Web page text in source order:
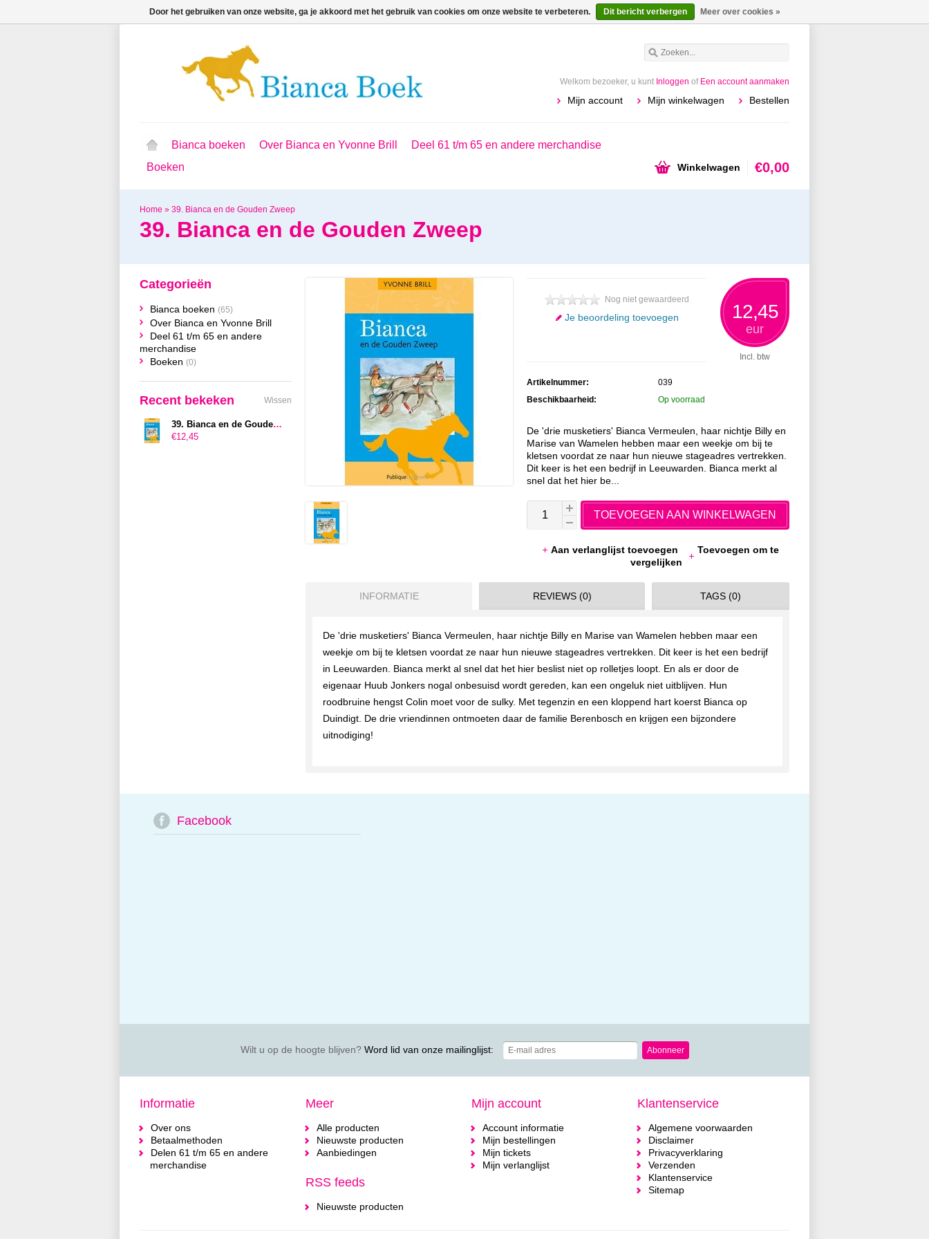
Welkom bezoeker, u kunt Inloggen of Een account aanmaken
Mijn account Mijn winkelwagen Bestellen
Bianca boeken Over Bianca en Yvonne Brill
Deel 61 t/m 65 en andere merchandise
Boeken
Winkelwagen €0,00
Home » 39. Bianca en de Gouden Zweep
39. Bianca en de Gouden Zweep
12,45
eur
Incl. btw
Nog niet gewaardeerd
Je beoordeling toevoegen
Artikelnummer:
039
Beschikbaarheid:
Op voorraad
De 'drie musketiers' Bianca Vermeulen, haar nichtje Billy en
Marise van Wamelen hebben maar een weekje om bij te
kletsen voordat ze naar hun nieuwe stageadres vertrekken.
Dit keer is het een bedrijf in Leeuwarden. Bianca merkt al
snel dat het hier be...
TOEVOEGEN AAN WINKELWAGEN
Aan verlanglijst toevoegen
Toevoegen om te
vergelijken
INFORMATIE REVIEWS (0) TAGS (0)
De 'drie musketiers' Bianca Vermeulen, haar nichtje Billy en Marise van Wamelen hebben maar een
weekje om bij te kletsen voordat ze naar hun nieuwe stageadres vertrekken. Dit keer is het een bedrijf
in Leeuwarden. Bianca merkt al snel dat het hier beslist niet op rolletjes loopt. En als er door de
eigenaar Huub Jonkers nogal onbesuisd wordt gereden, kan een ongeluk niet uitblijven. Hun
roodbruine hengst Colin moet voor de sulky. Met tegenzin en een kloppend hart koerst Bianca op
Duindigt. De drie vriendinnen ontmoeten daar de familie Berenbosch en krijgen een bijzondere
uitnodiging!
Categorieën
Bianca boeken (65)
Over Bianca en Yvonne Brill
Deel 61 t/m 65 en andere
merchandise
Boeken (0)
Recent bekeken Wissen
39. Bianca en de Gouden Zweep
€12,45
Facebook
Wilt u op de hoogte blijven?Word lid van onze mailinglijst: Abonneer
Informatie
Over ons
Betaalmethoden
Delen 61 t/m 65 en andere
merchandise
Meer
Alle producten
Nieuwste producten
Aanbiedingen
RSS feeds
Nieuwste producten
Mijn account
Account informatie
Mijn bestellingen
Mijn tickets
Mijn verlanglijst
Klantenservice
Algemene voorwaarden
Disclaimer
Privacyverklaring
Verzenden
Klantenservice
Sitemap
Door het gebruiken van onze website, ga je akkoord met het gebruik van cookies om onze website te verbeteren. Dit bericht verbergen Meer over cookies »